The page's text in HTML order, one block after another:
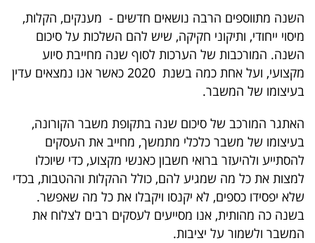
5
המילון
הכלכלי
פודקאסט
40
UNDER
40
שיתופי
השנה מתווספים הרבה נושאים חדשים - מענקים, הקלות,
מיסוי ייחודי, ותיקוני חקיקה, שיש להם השלכות על סיכום
השנה. המורכבות של הערכות לסוף שנה מחייבת סיוע
מקצועי, ועל אחת כמה בשנת 2020 כאשר אנו נמצאים עדין
בעיצומו של המשבר.
האתגר המורכב של סיכום שנה בתקופת משבר הקורונה,
בעיצומו של משבר כלכלי מתמשך, מחייב את העסקים
להסתייע ולהיעזר ברואי חשבון כאנשי מקצוע, כדי שיוכלו
למצות את כל מה שמגיע להם, כולל ההקלות וההטבות, בכדי
שלא יפסידו כספים, לא יקנסו ויקבלו את כל מה שאפשר.
בשנה כה מהותית, אנו מסייעים לעסקים רבים לצלוח את
המשבר ולשמור על יציבות.